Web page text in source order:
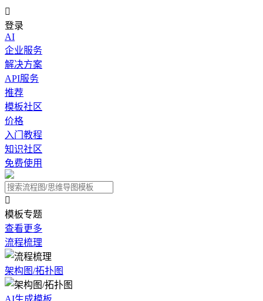

登录
AI
企业服务
解决方案
API服务
推荐
模板社区
价格
入门教程
知识社区
免费使用

模板专题
查看更多
流程梳理
架构图/拓扑图
AI生成模板